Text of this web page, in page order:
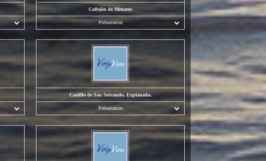
Callejón de Menores
Présentation
Castillo de San Servando. Explanada.
Présentation